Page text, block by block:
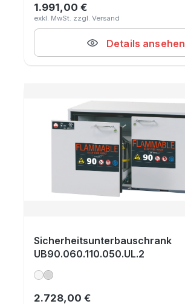
Regulärer Preis:
1.991,00 €
Details ansehen
Sicherheitsunterbauschrank
UB90.060.110.050.UL.2
Regulärer Preis:
2.728,00 €